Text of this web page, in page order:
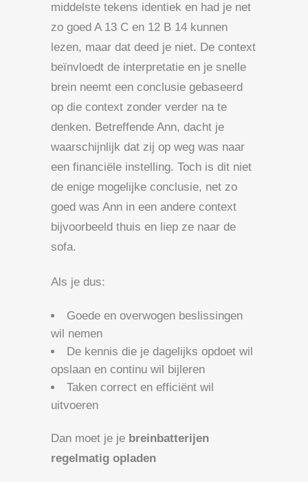
middelste tekens identiek en had je net
zo goed A 13 C en 12 B 14 kunnen
lezen, maar dat deed je niet. De context
beïnvloedt de interpretatie en je snelle
brein neemt een conclusie gebaseerd
op die context zonder verder na te
denken. Betreffende Ann, dacht je
waarschijnlijk dat zij op weg was naar
een financiële instelling. Toch is dit niet
de enige mogelijke conclusie, net zo
goed was Ann in een andere context
bijvoorbeeld thuis en liep ze naar de
sofa.
Als je dus:
Goede en overwogen beslissingen
wil nemen
De kennis die je dagelijks opdoet wil
opslaan en continu wil bijleren
Taken correct en efficiënt wil
uitvoeren
Dan moet je je breinbatterijen
regelmatig opladen